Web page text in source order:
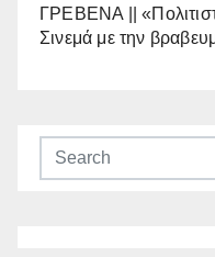
ΓΡΕΒΕΝΑ ||
Σινεμά με την